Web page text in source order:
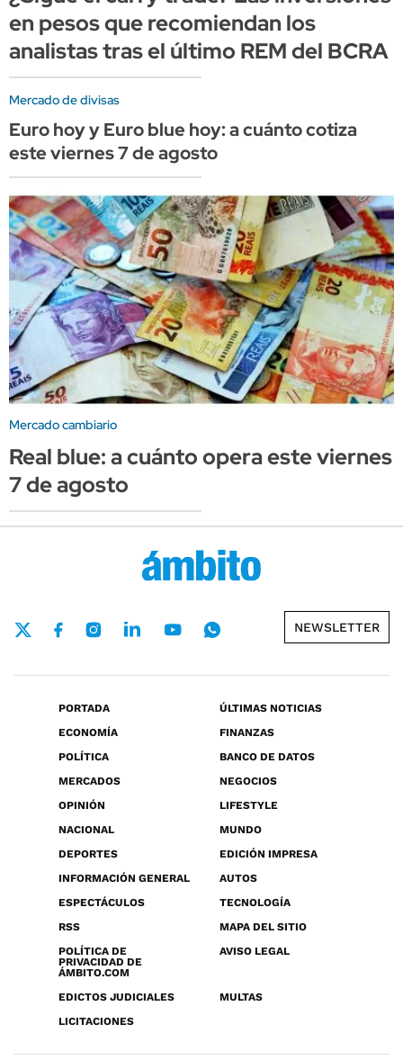
en pesos que recomiendan los
analistas tras el último REM del BCRA
Mercado de divisas
Euro hoy y Euro blue hoy: a cuánto cotiza
este viernes 7 de agosto
Mercado cambiario
Real blue: a cuánto opera este viernes
7 de agosto
NEWSLETTER
PORTADA
ÚLTIMAS NOTICIAS
ECONOMÍA
FINANZAS
POLÍTICA
BANCO DE DATOS
MERCADOS
NEGOCIOS
OPINIÓN
LIFESTYLE
NACIONAL
MUNDO
DEPORTES
EDICIÓN IMPRESA
INFORMACIÓN GENERAL
AUTOS
ESPECTÁCULOS
TECNOLOGÍA
RSS
MAPA DEL SITIO
POLÍTICA DE
PRIVACIDAD DE
ÁMBITO.COM
AVISO LEGAL
EDICTOS JUDICIALES
MULTAS
LICITACIONES